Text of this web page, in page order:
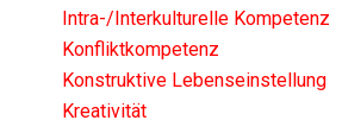
Intra-/Interkulturelle Kompetenz
Konfliktkompetenz
Konstruktive Lebenseinstellung
Kreativität